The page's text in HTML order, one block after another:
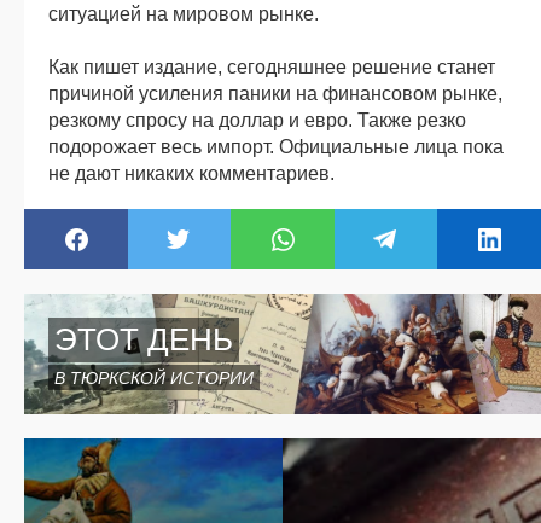
ситуацией на мировом рынке.
Как пишет издание, сегодняшнее решение станет
причиной усиления паники на финансовом рынке,
резкому спросу на доллар и евро. Также резко
подорожает весь импорт. Официальные лица пока
не дают никаких комментариев.
ЭТОТ ДЕНЬ
В ТЮРКСКОЙ ИСТОРИИ